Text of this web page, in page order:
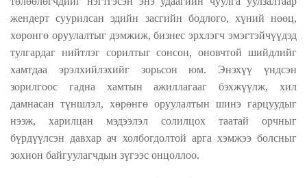
жендерт суурилсан эдийн засгийн бодлого, хүний нөөц,
хөрөнгө оруулалтыг дэмжиж, бизнес эрхлэгч эмэгтэйчүүдэд
тулгардаг нийтлэг сорилтыг сонсон, оновчтой шийдлийг
хамтдаа эрэлхийлэхийг зорьсон юм. Энэхүү үндсэн
зорилгоос гадна хамтын ажиллагааг бэхжүүлж, хил
дамнасан түншлэл, хөрөнгө оруулалтын шинэ гарцуудыг
нээж, харилцан мэдээлэл солилцох таатай орчныг
бүрдүүлсэн давхар ач холбогдолтой арга хэмжээболсныг
зохион байгуулагчдын зүгээс онцоллоо.